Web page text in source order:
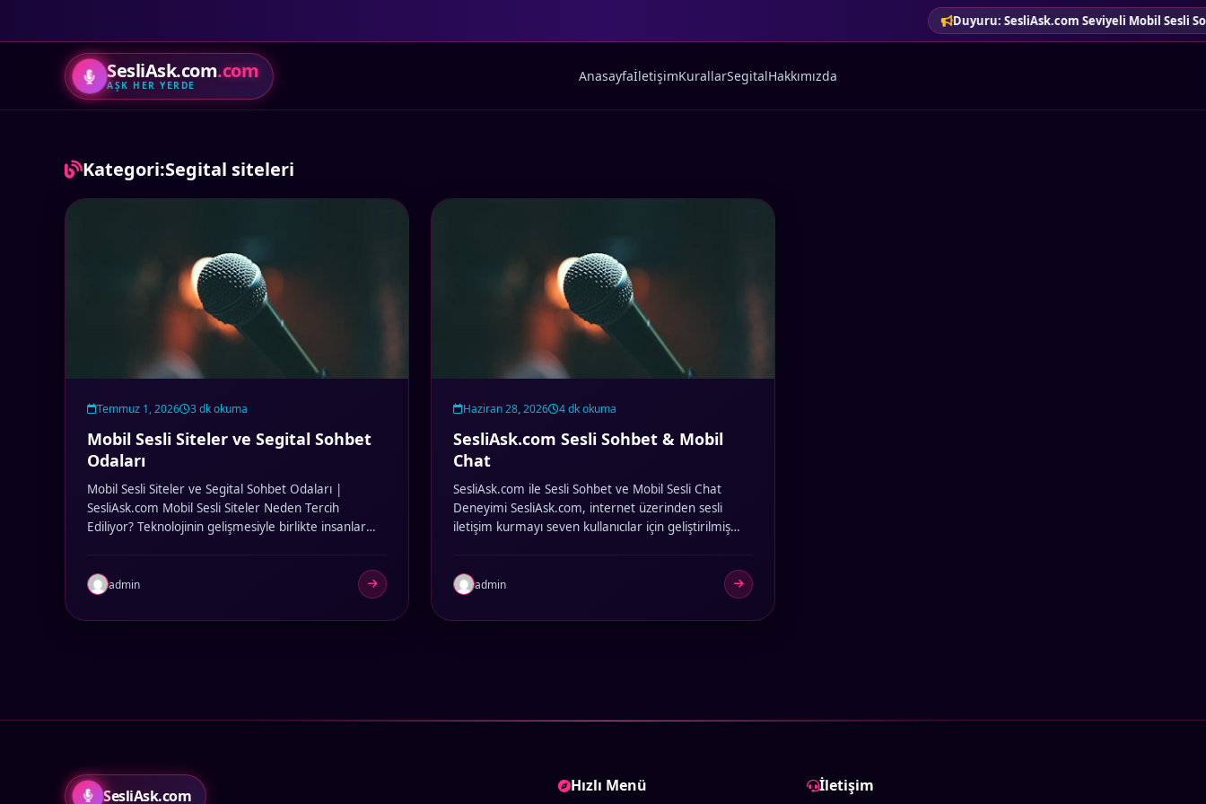
Duyuru: SesliAsk.com Seviyeli Mobil Sesli
SesliAsk.com.com
AŞK HER YERDE
AnasayfaİletişimKurallarSegitalHakkımızda
Kategori:Segital siteleri
Temmuz 1, 2026 3 dk okuma
Mobil Sesli Siteler ve Segital Sohbet
Odaları
Mobil Sesli Siteler ve Segital Sohbet Odaları |
SesliAsk.com Mobil Sesli Siteler Neden Tercih
Ediliyor? Teknolojinin gelişmesiyle birlikte insanlar
admin
Haziran 28, 2026 4 dk okuma
SesliAsk.com Sesli Sohbet & Mobil
Chat
SesliAsk.com ile Sesli Sohbet ve Mobil Sesli Chat
Deneyimi SesliAsk.com, internet üzerinden sesli
iletişim kurmayı seven kullanıcılar için geliştirilmiş
admin
SesliAsk.com
Hızlı Menü İletişim